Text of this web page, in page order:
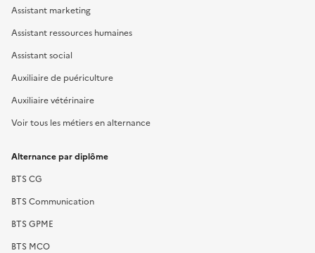
Assistant marketing
Assistant ressources humaines
Assistant social
Auxiliaire de puériculture
Auxiliaire vétérinaire
Voir tous les métiers en alternance
Alternance par diplôme
BTS CG
BTS Communication
BTS GPME
BTS MCO